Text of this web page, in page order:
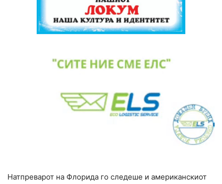
Натпреварот на Флорида го следеше и американскиот